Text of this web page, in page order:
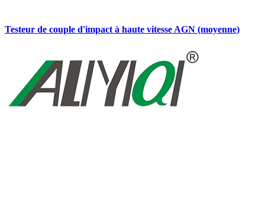
Testeur de couple d'impact à haute vitesse AGN (moyenne)